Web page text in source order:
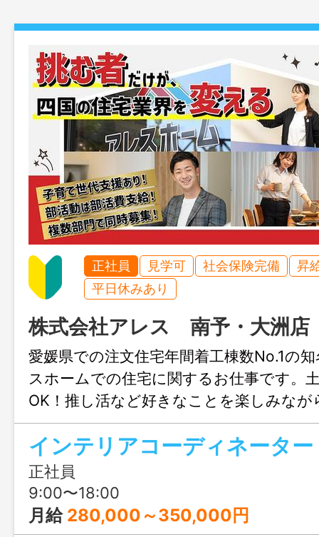
正社員 見学可 社会保険完備
昇
平日休みあり
株式会社アレス 南予・大洲店
愛媛県での注文住宅年間着工棟数No.1の
スホームでの住宅に関するお仕事です。
OK！推し活など好きなことを楽しみな
きます♪結婚や出産のタイミングでも安心
も充実！人生設計が変わっても安定して
リアチェンジしてみませんか？職場見学
ます！
インテリアコーディネーター
正社員
9:00〜18:00
月給 280,000～350,000円